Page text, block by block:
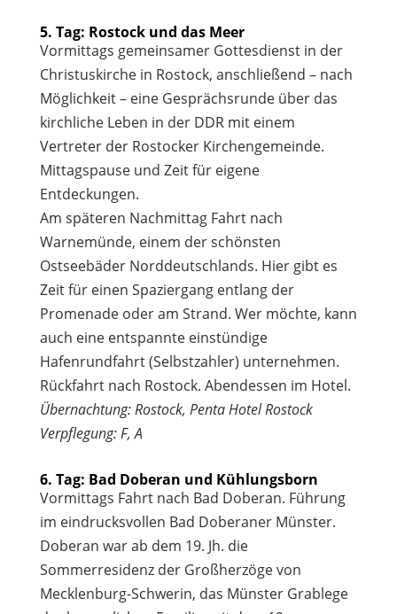
5. Tag: Rostock und das Meer
Vormittags gemeinsamer Gottesdienst in der
Christuskirche in Rostock, anschließend – nach
Möglichkeit – eine Gesprächsrunde über das
kirchliche Leben in der DDR mit einem
Vertreter der Rostocker Kirchengemeinde.
Mittagspause und Zeit für eigene
Entdeckungen.
Am späteren Nachmittag Fahrt nach
Warnemünde, einem der schönsten
Ostseebäder Norddeutschlands. Hier gibt es
Zeit für einen Spaziergang entlang der
Promenade oder am Strand. Wer möchte, kann
auch eine entspannte einstündige
Hafenrundfahrt (Selbstzahler) unternehmen.
Rückfahrt nach Rostock. Abendessen im Hotel.
Übernachtung: Rostock, Penta Hotel Rostock
Verpflegung: F, A
6. Tag: Bad Doberan und Kühlungsborn
Vormittags Fahrt nach Bad Doberan. Führung
im eindrucksvollen Bad Doberaner Münster.
Doberan war ab dem 19. Jh. die
Sommerresidenz der Großherzöge von
Mecklenburg-Schwerin, das Münster Grablege